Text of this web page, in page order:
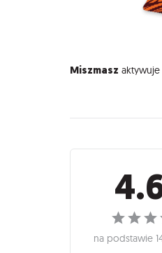
Miszmasz aktywuje
Recenzje
na podstawie